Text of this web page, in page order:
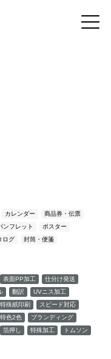
カレンダー
商品券・伝票
ンフレット
ポスター
ログ
封筒・便箋
表面PP加工
仕分け発送
翻訳
UVニス加工
特殊紙印刷
スピード対応
特色2色
ブランディング
箔押し 特殊加工
トムソン